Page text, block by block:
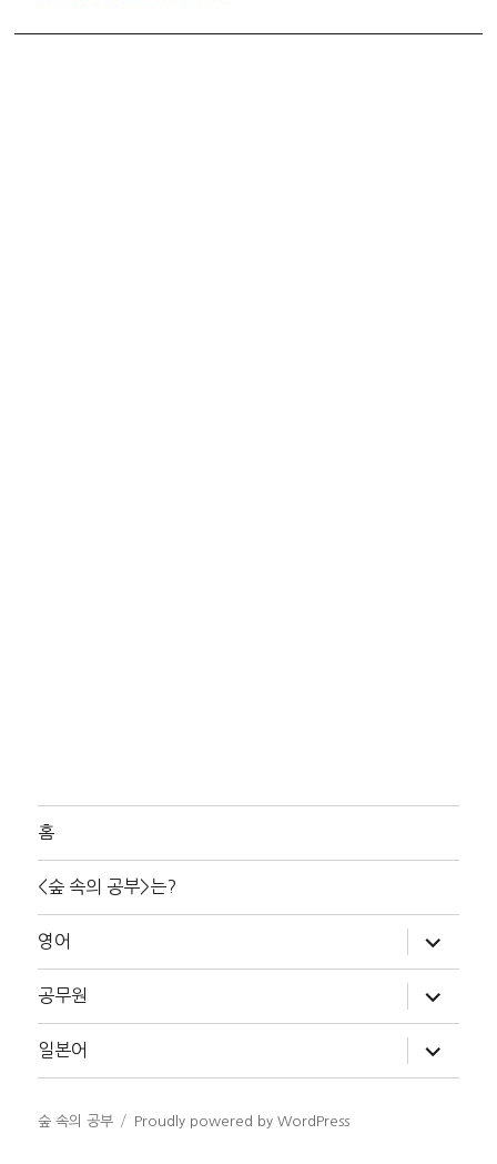
홈
<숲 속의 공부>는?
영어
위
메
확
장
공무원
위
메
확
장
일본어
위
메
숲 속의 공부 Proudly powered by WordPress